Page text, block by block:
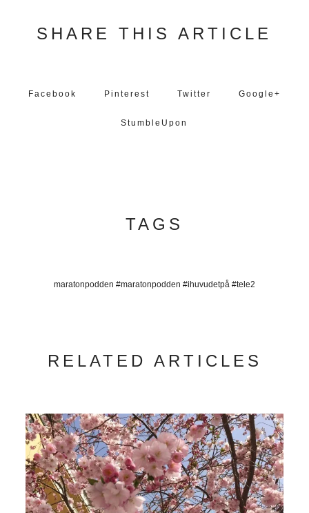
SHARE THIS ARTICLE
Facebook Pinterest Twitter Google+
StumbleUpon
TAGS
maratonpodden #maratonpodden #ihuvudetpå #tele2
RELATED ARTICLES